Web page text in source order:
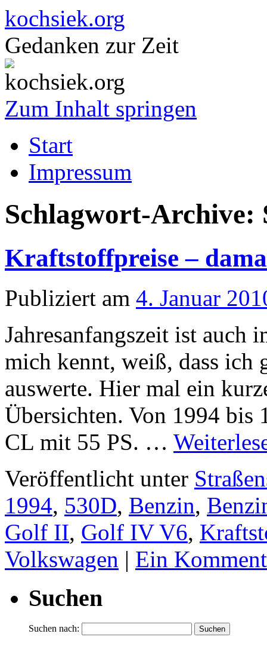
kochsiek.org
Gedanken zur Zeit
Zum Inhalt springen
Start
Impressum
Schlagwort-Archive:
Kraftstoffpreise –
Publiziert am 4. Januar
Jahresanfangszeit ist auch
mich kennt, weiß, dass ich
auswerte. Hier mal ein
Übersichten. Von 1994
CL mit 55 PS. …
Veröffentlicht unter
1994, 530D, Benzin,
Golf II, Golf IV V6,
Volkswagen | Ein
Suchen
Suchen nach: